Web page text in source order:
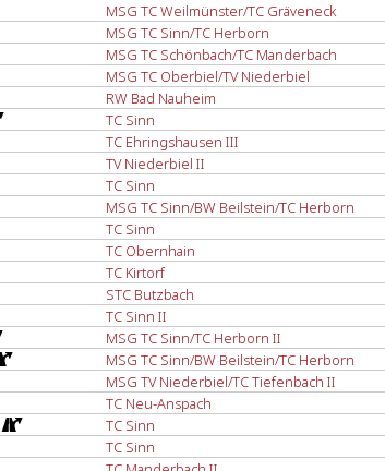
MSG TC Weilmünster/TC Gräveneck
MSG TC Sinn/TC Herborn
MSG TC Schönbach/TC Manderbach
MSG TC Oberbiel/TV Niederbiel
RW Bad Nauheim
TC Sinn
TC Ehringshausen III
TV Niederbiel II
TC Sinn
MSG TC Sinn/BW Beilstein/TC Herborn
TC Sinn
TC Obernhain
TC Kirtorf
STC Butzbach
TC Sinn II
MSG TC Sinn/TC Herborn II
MSG TC Sinn/BW Beilstein/TC Herborn
MSG TV Niederbiel/TC Tiefenbach II
TC Neu-Anspach
TC Sinn
TC Sinn